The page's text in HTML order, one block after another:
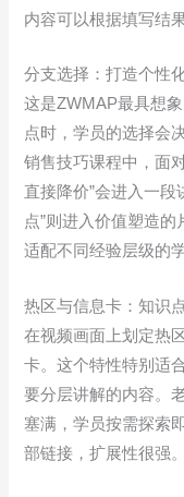
内容可以根据填写结
分支选择：打造个性
这是ZWMAP最具想
点时，学员的选择会
销售技巧课程中，面
直接降价”会进入一段
点”则进入价值塑造
适配不同经验层级的
热区与信息卡：知识
在视频画面上划定热
卡。这个特性特别适
要分层讲解的内容。
塞满，学员按需探索
部链接，扩展性很强。